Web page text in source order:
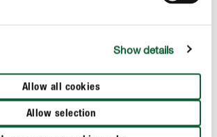
Show details
Allow all cookies
Allow selection